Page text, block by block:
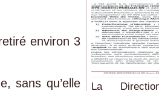
environ 3
sans qu’elle
La